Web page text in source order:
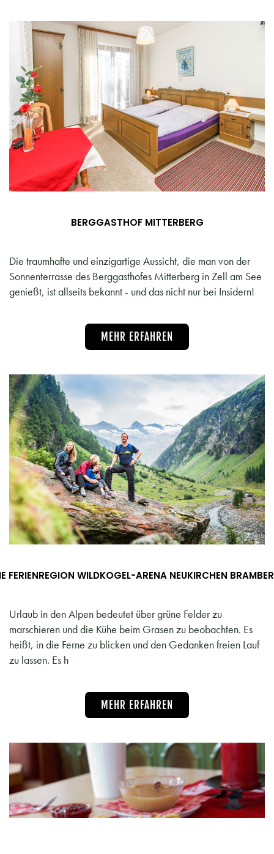
BERGGASTHOF MITTERBERG
Die traumhafte und einzigartige Aussicht, die man von der
Sonnenterrasse des Berggasthofes Mitterberg in Zell am See
genießt, ist allseits bekannt - und das nicht nur bei Insidern!
MEHR ERFAHREN
FERIENREGION WILDKOGEL-ARENA NEUKIRCHEN
Urlaub in den Alpen bedeutet über grüne Felder zu
marschieren und die Kühe beim Grasen zu beobachten. Es
heißt, in die Ferne zu blicken und den Gedanken freien Lauf
zu lassen. Es h
MEHR ERFAHREN